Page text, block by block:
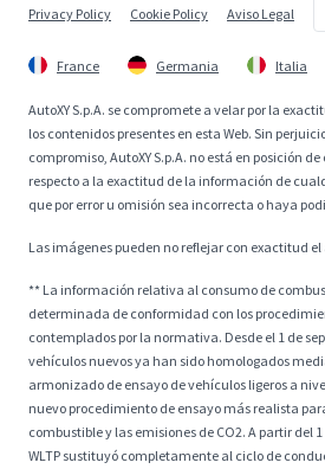
Privacy Policy Cookie Policy Aviso Legal
France Germania Italia
AutoXY S.p.A. se compromete a velar por la
los contenidos presentes en esta Web. Sin
compromiso, AutoXY S.p.A. no está en posición
respecto a la exactitud de la información de
que por error u omisión sea incorrecta o haya
Las imágenes pueden no reflejar con exactitud
** La información relativa al consumo de
determinada de conformidad con los
contemplados por la normativa. Desde el 1 de
vehículos nuevos ya han sido homologados
armonizado de ensayo de vehículos ligeros a
nuevo procedimiento de ensayo más realista
combustible y las emisiones de CO2. A partir del
WLTP sustituyó completamente al ciclo de